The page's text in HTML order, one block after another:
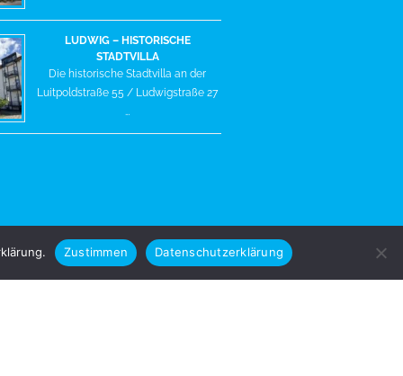
LUDWIG – HISTORISCHE
STADTVILLA
Die historische Stadtvilla an der
Luitpoldstraße 55 / Ludwigstraße 27
…
Zustimmen Datenschutzerklärung